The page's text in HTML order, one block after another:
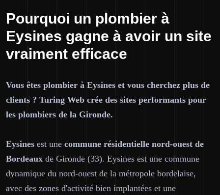
Pourquoi un plombier à
Eysines gagne à avoir un site
vraiment efficace
Vous êtes plombier à Eysines et vous cherchez plus de
clients ? Turing Web crée des sites performants pour
les plombiers de la Gironde.
Eysines est une commune résidentielle nord-ouest de
Bordeaux de Gironde (33). Eysines est une commune
dynamique du nord-ouest de la métropole bordelaise,
avec des zones d'activité bien implantées et une